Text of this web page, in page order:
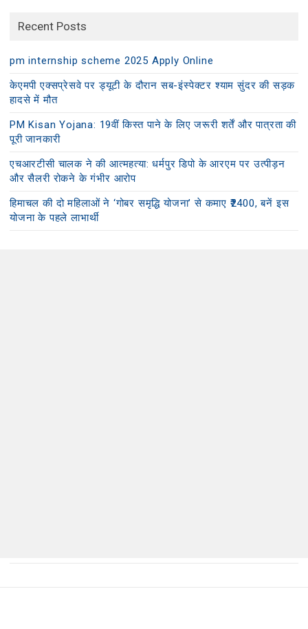
Recent Posts
pm internship scheme 2025 Apply Online
केएमपी एक्सप्रेसवे पर ड्यूटी के दौरान सब-इंस्पेक्टर श्याम सुंदर की सड़क
हादसे में मौत
PM Kisan Yojana: 19वीं किस्त पाने के लिए जरूरी शर्तें और पात्रता की
पूरी जानकारी
एचआरटीसी चालक ने की आत्महत्या: धर्मपुर डिपो के आरएम पर उत्पीड़न
और सैलरी रोकने के गंभीर आरोप
हिमाचल की दो महिलाओं ने ‘गोबर समृद्धि योजना’ से कमाए ₹2400, बनें इस
योजना के पहले लाभार्थी